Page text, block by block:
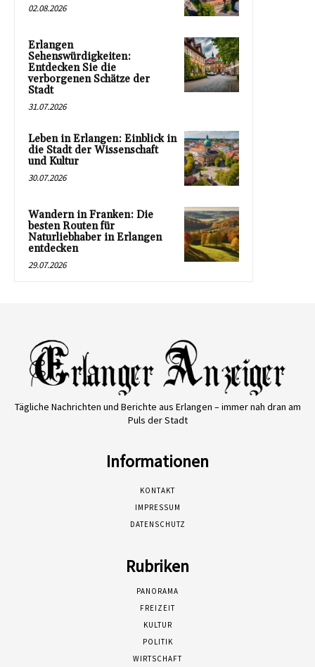
02.08.2026
Erlangen
Sehenswürdigkeiten:
Entdecken Sie die
verborgenen Schätze der
Stadt
31.07.2026
Leben in Erlangen: Einblick in
die Stadt der Wissenschaft
und Kultur
30.07.2026
Wandern in Franken: Die
besten Routen für
Naturliebhaber in Erlangen
entdecken
29.07.2026
Tägliche Nachrichten und Berichte aus Erlangen – immer nah dran am
Puls der Stadt
Informationen
KONTAKT
IMPRESSUM
DATENSCHUTZ
Rubriken
PANORAMA
FREIZEIT
KULTUR
POLITIK
WIRTSCHAFT